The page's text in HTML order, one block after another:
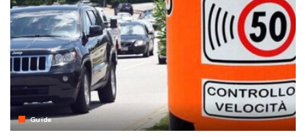
Guide